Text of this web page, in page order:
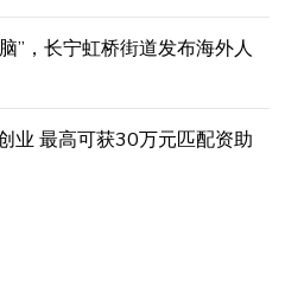
”，长宁虹桥街道发布海外人
业 最高可获30万元匹配资助